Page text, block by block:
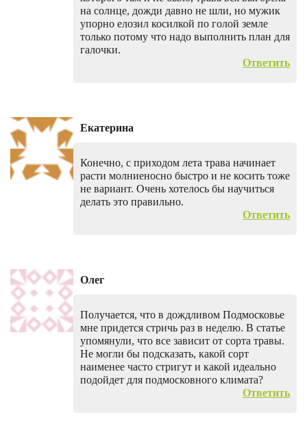
на солнце, дожди давно не шли, но мужик
упорно елозил косилкой по голой земле
только потому что надо выполнить план для
галочки.
Ответить
Екатерина
Конечно, с приходом лета трава начинает
расти молниеносно быстро и не косить тоже
не вариант. Очень хотелось бы научиться
делать это правильно.
Ответить
Олег
Получается, что в дождливом Подмосковье
мне придется стричь раз в неделю. В статье
упомянули, что все зависит от сорта травы.
Не могли бы подсказать, какой сорт
наименее часто стригут и какой идеально
подойдет для подмосковного климата?
Ответить